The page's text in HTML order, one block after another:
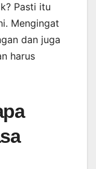
Pasti itu
Mengingat
dan juga
harus